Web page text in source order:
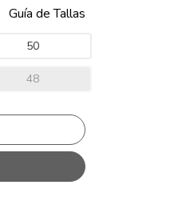
Guía de Tallas
50
48